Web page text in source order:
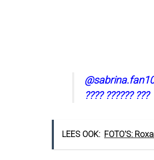
???? ?????? ???
LEES OOK: FOTO'S: